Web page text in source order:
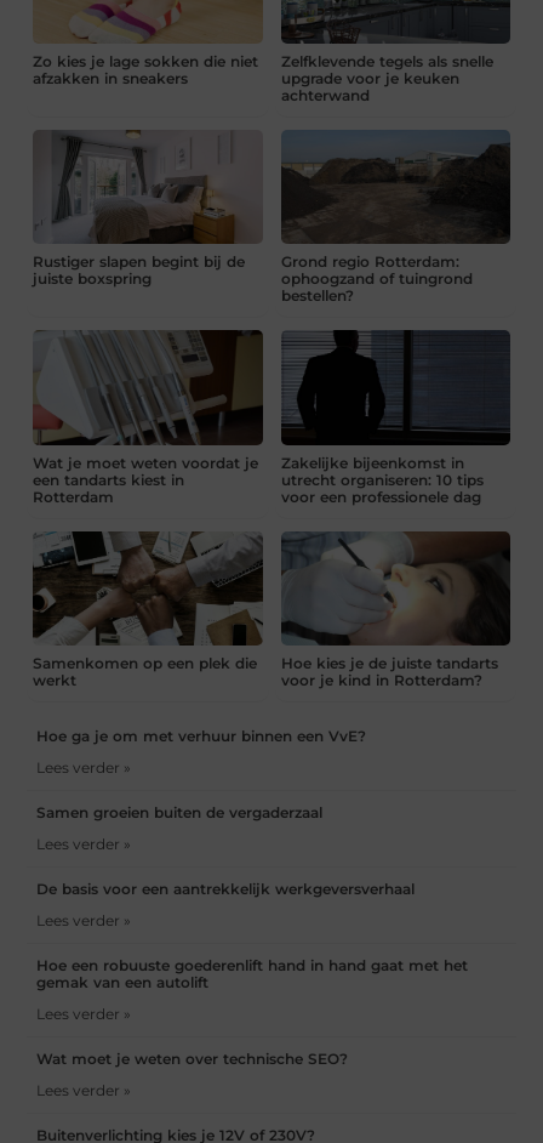
Zo kies je lage sokken die niet
afzakken in sneakers
Zelfklevende tegels als snelle
upgrade voor je keuken
achterwand
Rustiger slapen begint bij de
juiste boxspring
Grond regio Rotterdam:
ophoogzand of tuingrond
bestellen?
Wat je moet weten voordat je
een tandarts kiest in
Rotterdam
Zakelijke bijeenkomst in
utrecht organiseren: 10 tips
voor een professionele dag
Samenkomen op een plek die
werkt
Hoe kies je de juiste tandarts
voor je kind in Rotterdam?
Hoe ga je om met verhuur binnen een VvE?
Lees verder »
Samen groeien buiten de vergaderzaal
Lees verder »
De basis voor een aantrekkelijk werkgeversverhaal
Lees verder »
Hoe een robuuste goederenlift hand in hand gaat met het
gemak van een autolift
Lees verder »
Wat moet je weten over technische SEO?
Lees verder »
Buitenverlichting kies je 12V of 230V?